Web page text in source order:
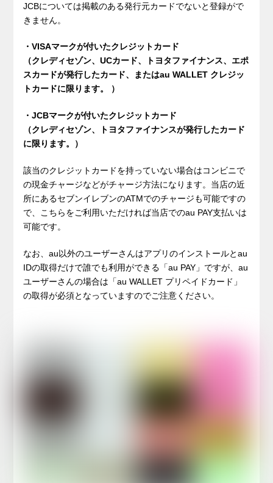
JCBについては掲載のある発行元カードでないと登録がで
きません。
・VISAマークが付いたクレジットカード
（クレディセゾン、UCカード、トヨタファイナンス、エポ
スカードが発行したカード、またはau WALLET クレジッ
トカードに限ります。 ）
・JCBマークが付いたクレジットカード
（クレディセゾン、トヨタファイナンスが発行したカード
に限ります。）
該当のクレジットカードを持っていない場合はコンビニで
の現金チャージなどがチャージ方法になります。当店の近
所にあるセブンイレブンのATMでのチャージも可能ですの
で、こちらをご利用いただければ当店でのau PAY支払いは
可能です。
なお、au以外のユーザーさんはアプリのインストールとau
IDの取得だけで誰でも利用ができる「au PAY」ですが、au
ユーザーさんの場合は「au WALLET プリペイドカード」
の取得が必須となっていますのでご注意ください。